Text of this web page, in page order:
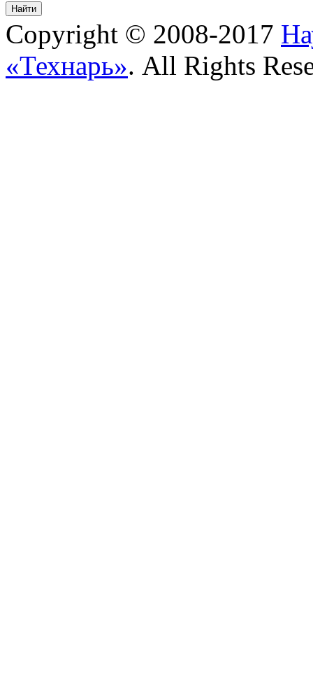
Copyright © 2008-2017
«Технарь». All Rights